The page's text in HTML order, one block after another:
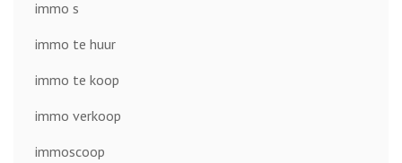
immo s
immo te huur
immo te koop
immo verkoop
immoscoop